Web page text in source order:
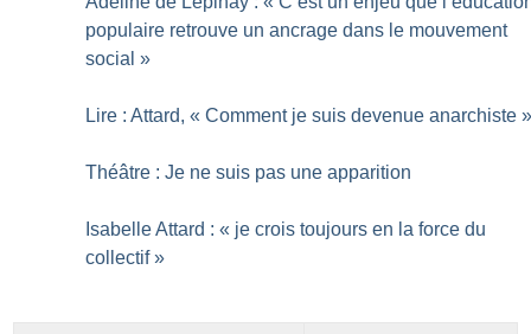
populaire retrouve un ancrage dans le mouvement
social »
Lire : Attard, « Comment je suis devenue anarchiste
Théâtre : Je ne suis pas une apparition
Isabelle Attard : « je crois toujours en la force du
collectif »